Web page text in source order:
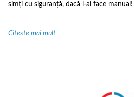
simți cu siguranță, dacă l-ai face manual!
Citeste mai mult